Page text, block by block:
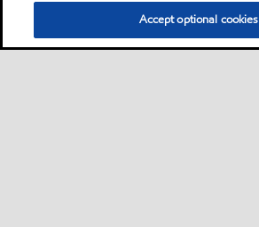
Accept optional cookies